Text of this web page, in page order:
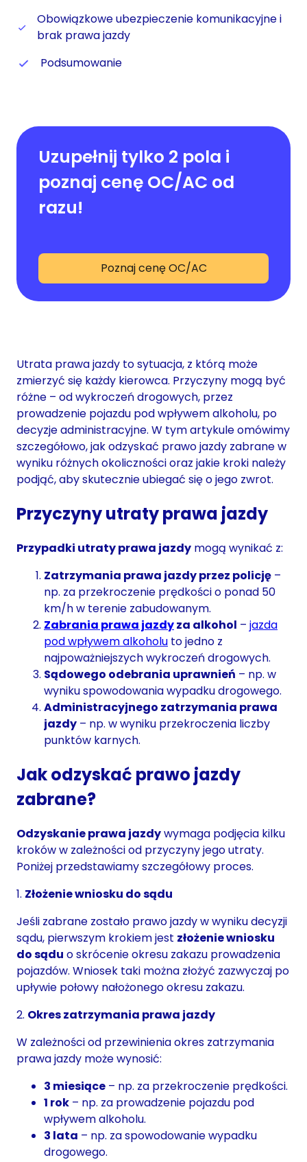
Obowiązkowe ubezpieczenie komunikacyjne i
brak prawa jazdy
Podsumowanie
Uzupełnij tylko 2 pola i
poznaj cenę OC/AC od
razu!
Poznaj cenę OC/AC
Utrata prawa jazdy to sytuacja, z którą może
zmierzyć się każdy kierowca. Przyczyny mogą być
różne – od wykroczeń drogowych, przez
prowadzenie pojazdu pod wpływem alkoholu, po
decyzje administracyjne. W tym artykule omówimy
szczegółowo, jak odzyskać prawo jazdy zabrane w
wyniku różnych okoliczności oraz jakie kroki należy
podjąć, aby skutecznie ubiegać się o jego zwrot.
Przyczyny utraty prawa jazdy
Przypadki utraty prawa jazdy mogą wynikać z:
Zatrzymania prawa jazdy przez policję –
np. za przekroczenie prędkości o ponad 50
km/h w terenie zabudowanym.
Zabrania prawa jazdyza alkohol – jazda
pod wpływem alkoholu to jedno z
najpoważniejszych wykroczeń drogowych.
Sądowego odebrania uprawnień – np. w
wyniku spowodowania wypadku drogowego.
Administracyjnego zatrzymania prawa
jazdy – np. w wyniku przekroczenia liczby
punktów karnych.
Jak odzyskać prawo jazdy
zabrane?
Odzyskanie prawa jazdywymaga podjęcia kilku
kroków w zależności od przyczyny jego utraty.
Poniżej przedstawiamy szczegółowy proces.
1. Złożenie wniosku do sądu
Jeśli zabrane zostało prawo jazdy w wyniku decyzji
sądu, pierwszym krokiem jest złożenie wniosku
do sądu o skrócenie okresu zakazu prowadzenia
pojazdów. Wniosek taki można złożyć zazwyczaj po
upływie połowy nałożonego okresu zakazu.
2. Okres zatrzymania prawa jazdy
W zależności od przewinienia okres zatrzymania
prawa jazdy może wynosić:
3 miesiące – np. za przekroczenie prędkości.
1 rok – np. za prowadzenie pojazdu pod
wpływem alkoholu.
3 lata – np. za spowodowanie wypadku
drogowego.